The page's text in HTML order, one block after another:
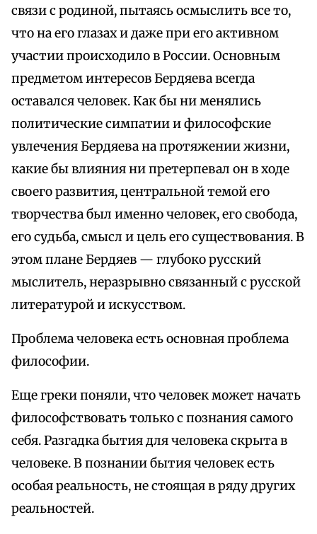
связи с родиной, пытаясь осмыслить все то,
что на его глазах и даже при его активном
участии происходило в России. Основным
предметом интересов Бердяева всегда
оставался человек. Как бы ни менялись
политические симпатии и философские
увлечения Бердяева на протяжении жизни,
какие бы влияния ни претерпевал он в ходе
своего развития, центральной темой его
творчества был именно человек, его свобода,
его судьба, смысл и цель его существования. В
этом плане Бердяев — глубоко русский
мыслитель, неразрывно связанный с русской
литературой и искусством.
Проблема человека есть основная проблема
философии.
Еще греки поняли, что человек может начать
философствовать только с познания самого
себя. Разгадка бытия для человека скрыта в
человеке. В познании бытия человек есть
особая реальность, не стоящая в ряду других
реальностей.